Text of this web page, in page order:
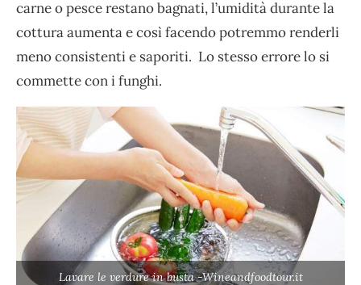
carne o pesce restano bagnati, l’umidità durante la
cottura aumenta e così facendo potremmo renderli
meno consistenti e saporiti. Lo stesso errore lo si
commette con i funghi.
Lavare le verdure in busta -Wineandfoodtour.it